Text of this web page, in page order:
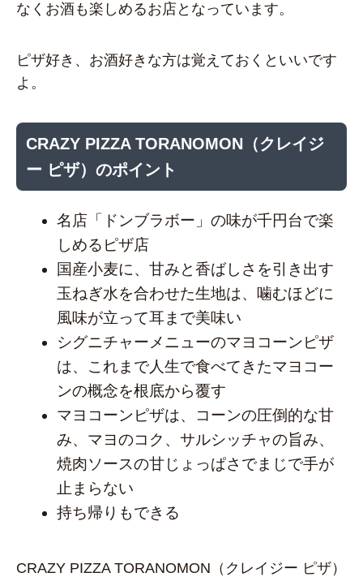
なくお酒も楽しめるお店となっています。
ピザ好き、お酒好きな方は覚えておくといいです
よ。
CRAZY PIZZA TORANOMON（クレイジ
ー ピザ）のポイント
名店「ドンブラボー」の味が千円台で楽
しめるピザ店
国産小麦に、甘みと香ばしさを引き出す
玉ねぎ水を合わせた生地は、噛むほどに
風味が立って耳まで美味い
シグニチャーメニューのマヨコーンピザ
は、これまで人生で食べてきたマヨコー
ンの概念を根底から覆す
マヨコーンピザは、コーンの圧倒的な甘
み、マヨのコク、サルシッチャの旨み、
焼肉ソースの甘じょっぱさでまじで手が
止まらない
持ち帰りもできる
CRAZY PIZZA TORANOMON（クレイジー ピザ）